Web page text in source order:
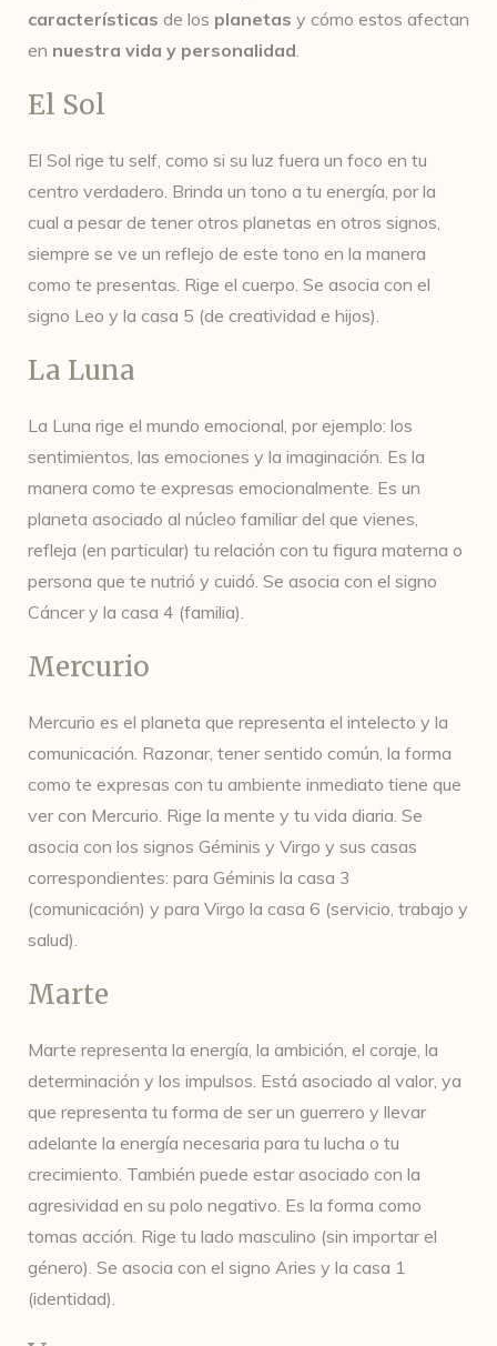
características de los planetas y cómo estos afectan
en nuestra vida y personalidad.
El Sol
El Sol rige tu self, como si su luz fuera un foco en tu
centro verdadero. Brinda un tono a tu energía, por la
cual a pesar de tener otros planetas en otros signos,
siempre se ve un reflejo de este tono en la manera
como te presentas. Rige el cuerpo. Se asocia con el
signo Leo y la casa 5 (de creatividad e hijos).
La Luna
La Luna rige el mundo emocional, por ejemplo: los
sentimientos, las emociones y la imaginación. Es la
manera como te expresas emocionalmente. Es un
planeta asociado al núcleo familiar del que vienes,
refleja (en particular) tu relación con tu figura materna o
persona que te nutrió y cuidó. Se asocia con el signo
Cáncer y la casa 4 (familia).
Mercurio
Mercurio es el planeta que representa el intelecto y la
comunicación. Razonar, tener sentido común, la forma
como te expresas con tu ambiente inmediato tiene que
ver con Mercurio. Rige la mente y tu vida diaria. Se
asocia con los signos Géminis y Virgo y sus casas
correspondientes: para Géminis la casa 3
(comunicación) y para Virgo la casa 6 (servicio, trabajo y
salud).
Marte
Marte representa la energía, la ambición, el coraje, la
determinación y los impulsos. Está asociado al valor, ya
que representa tu forma de ser un guerrero y llevar
adelante la energía necesaria para tu lucha o tu
crecimiento. También puede estar asociado con la
agresividad en su polo negativo. Es la forma como
tomas acción. Rige tu lado masculino (sin importar el
género). Se asocia con el signo Aries y la casa 1
(identidad).